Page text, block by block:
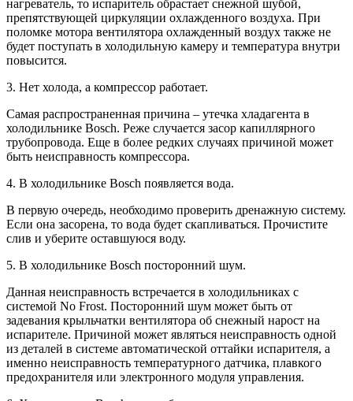
нагреватель, то испаритель обрастает снежной шубой,
препятствующей циркуляции охлажденного воздуха. При
поломке мотора вентилятора охлажденный воздух также не
будет поступать в холодильную камеру и температура внутри
повысится.
3. Нет холода, а компрессор работает.
Самая распространенная причина – утечка хладагента в
холодильнике Bosch. Реже случается засор капиллярного
трубопровода. Еще в более редких случаях причиной может
быть неисправность компрессора.
4. В холодильнике Bosch появляется вода.
В первую очередь, необходимо проверить дренажную систему.
Если она засорена, то вода будет скапливаться. Прочистите
слив и уберите оставшуюся воду.
5. В холодильнике Bosch посторонний шум.
Данная неисправность встречается в холодильниках с
системой No Frost. Посторонний шум может быть от
задевания крыльчатки вентилятора об снежный нарост на
испарителе. Причиной может являться неисправность одной
из деталей в системе автоматической оттайки испарителя, а
именно неисправность температурного датчика, плавкого
предохранителя или электронного модуля управления.